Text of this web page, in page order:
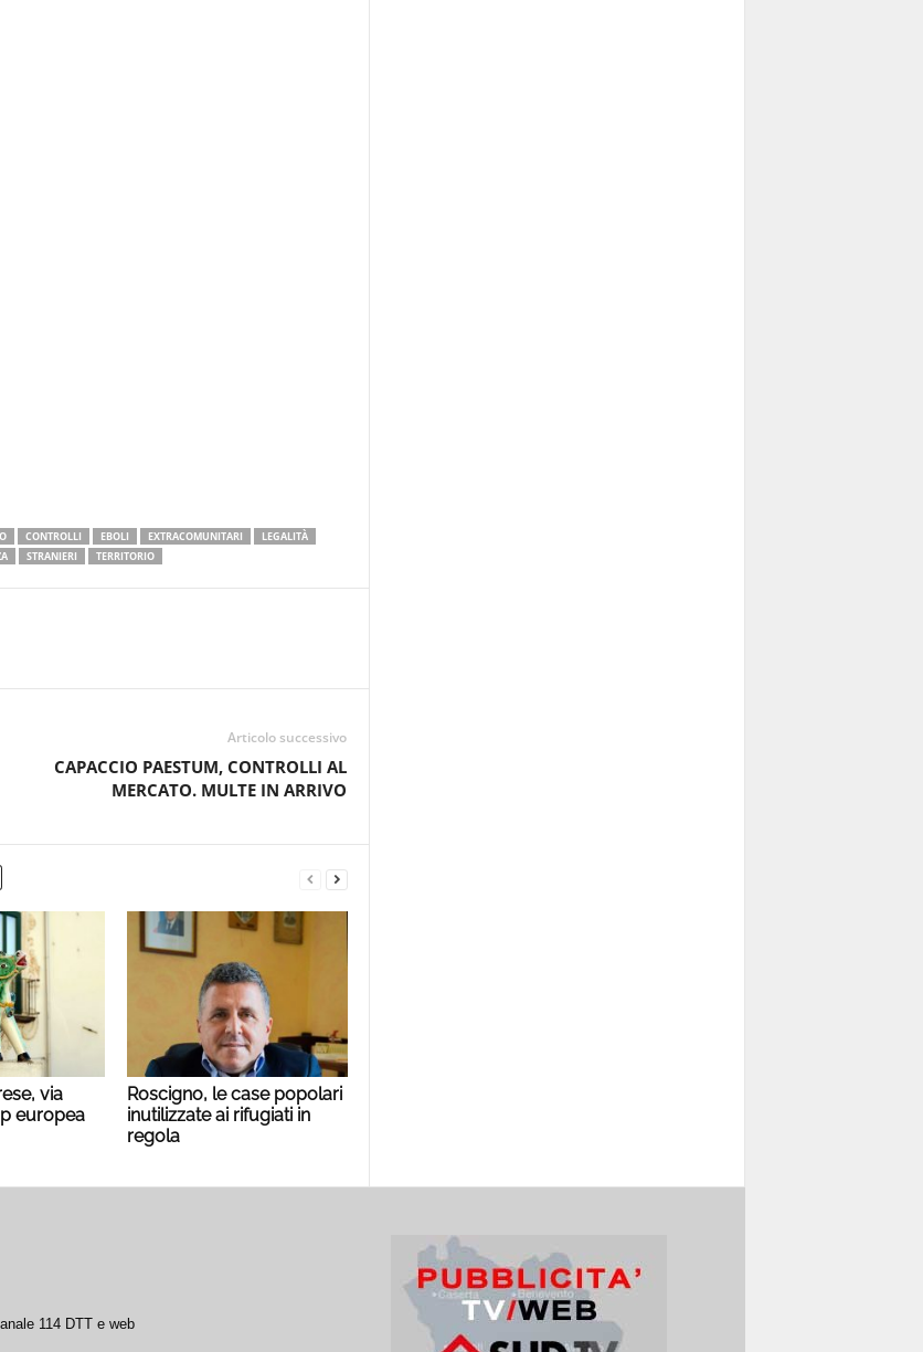
CONTROLLI EBOLI EXTRACOMUNITARI
LEGALITÀ
STRANIERI TERRITORIO
Articolo successivo
CAPACCIO PAESTUM, CONTROLLI AL
MERCATO. MULTE IN ARRIVO
via
europea
Roscigno, le case popolari
inutilizzate ai rifugiati in
regola
114 DTT e web